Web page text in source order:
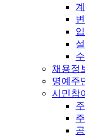
채용정
명예주
시민참